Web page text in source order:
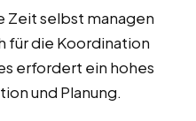
Zeit selbst managen
für die Koordination
erfordert ein hohes
und Planung.